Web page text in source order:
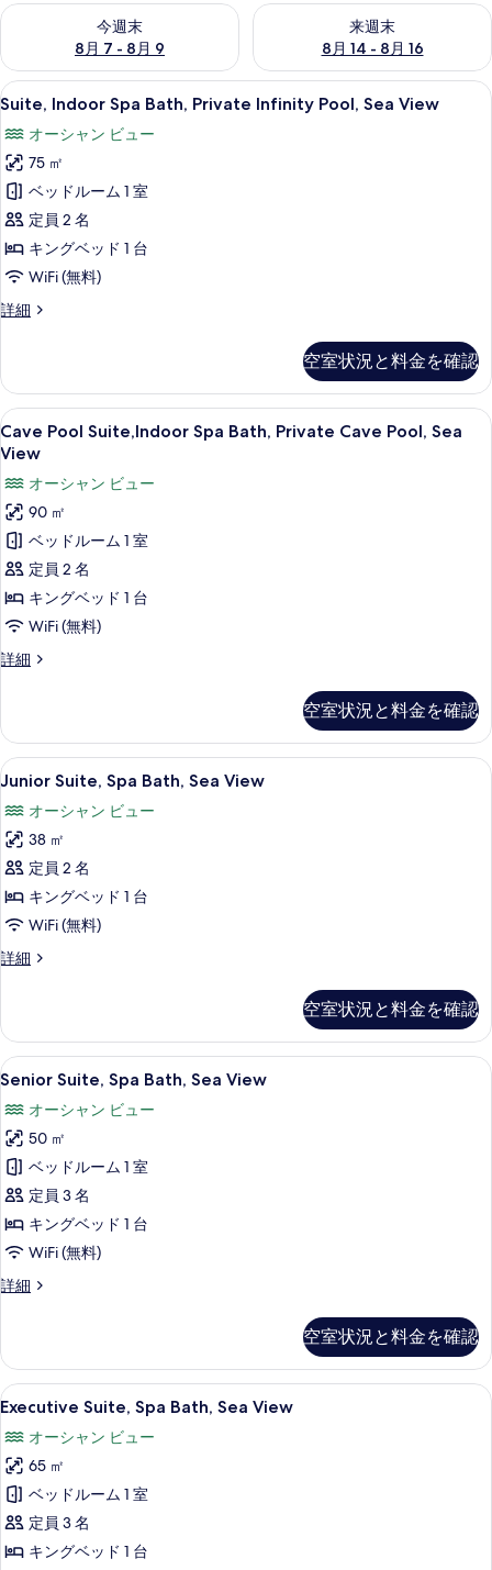
今週末
8月 7 - 8月 9
今週末 8月 7 - 8月 9 の空室状況をチェック
来週末
8月 14 - 8月 16
来週末 8月 14 - 8月 16 の空室
Suite,
Indoor
Spa
Bath,
Private
Infinity
Pool,
Sea
の
べ
て
の
写
真
を
表
示
す
る
Suite, Indoor Spa Bath, Private
9
Suite, Indoor Spa Bath, Private Infinity Pool, Sea View
オーシャン ビュー
75 ㎡
ベッドルーム 1 室
定員 2 名
キングベッド 1 台
WiFi (無料)
詳細
Suite,
Private
Infinity
Pool,
Sea
の
詳
細
空室状況と料金を確認
Cave
Pool
Spa
Bath,
Private
Cave
Pool,
Sea
View
の
べ
て
の
写
真
を
表
示
す
Cave Pool Suite,Indoor Spa Bath,
8
Cave Pool Suite,Indoor Spa Bath, Private Cave Pool, Sea
View
オーシャン ビュー
90 ㎡
ベッドルーム 1 室
定員 2 名
キングベッド 1 台
WiFi (無料)
詳細
Cave
Bath,
Private
Cave
Sea
View
詳
細
空室状況と料金を確認
Junior
Suite,
Spa
Bath,
Sea
View
の
す
の
写
真
を
表
示
す
る
Junior Suite, Spa Bath, Sea View |
5
Junior Suite, Spa Bath, Sea View
オーシャン ビュー
38 ㎡
定員 2 名
キングベッド 1 台
WiFi (無料)
詳細
Junior
Sea
View
の
細
空室状況と料金を確認
Senior
Suite,
Spa
Bath,
Sea
View
の
す
べ
写
真
を
表
示
す
る
Senior Suite, Spa Bath, Sea View |
6
Senior Suite, Spa Bath, Sea View
オーシャン ビュー
50 ㎡
ベッドルーム 1 室
定員 3 名
キングベッド 1 台
WiFi (無料)
詳細
Senior
Sea
View
の
細
空室状況と料金を確認
Executive
Suite,
Spa
Bath,
Sea
View
の
Executive Suite, Spa Bath, Sea View
5
Executive Suite, Spa Bath, Sea View
オーシャン ビュー
65 ㎡
ベッドルーム 1 室
定員 3 名
キングベッド 1 台